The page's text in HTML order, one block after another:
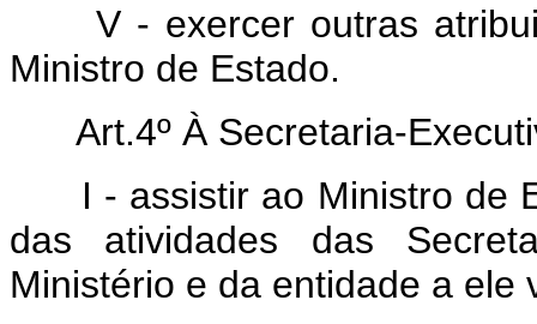
V - exercer outras
Ministro de Estado.
Art.4º À Secretaria-
I - assistir ao Ministro de
das atividades das
Ministério e da entidade a ele